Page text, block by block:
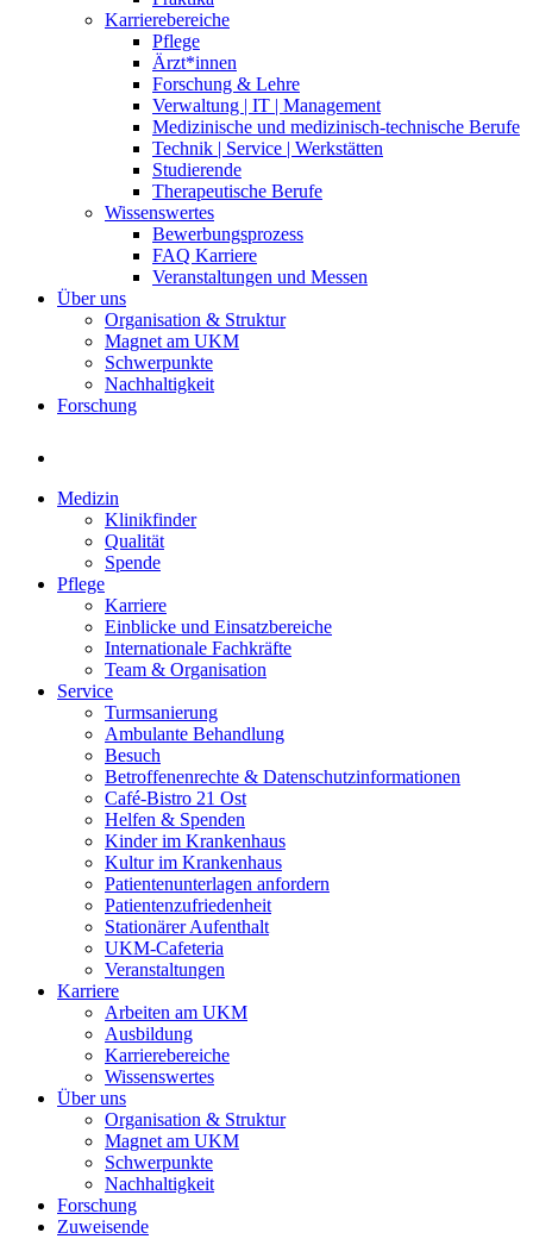
Karrierebereiche
Pflege
Ärzt*innen
Forschung & Lehre
Verwaltung | IT | Management
Medizinische und medizinisch-technische Berufe
Technik | Service | Werkstätten
Studierende
Therapeutische Berufe
Wissenswertes
Bewerbungsprozess
FAQ Karriere
Veranstaltungen und Messen
Über uns
Organisation & Struktur
Magnet am UKM
Schwerpunkte
Nachhaltigkeit
Forschung
Medizin
Klinikfinder
Qualität
Spende
Pflege
Karriere
Einblicke und Einsatzbereiche
Internationale Fachkräfte
Team & Organisation
Service
Turmsanierung
Ambulante Behandlung
Besuch
Betroffenenrechte & Datenschutzinformationen
Café-Bistro 21 Ost
Helfen & Spenden
Kinder im Krankenhaus
Kultur im Krankenhaus
Patientenunterlagen anfordern
Patientenzufriedenheit
Stationärer Aufenthalt
UKM-Cafeteria
Veranstaltungen
Karriere
Arbeiten am UKM
Ausbildung
Karrierebereiche
Wissenswertes
Über uns
Organisation & Struktur
Magnet am UKM
Schwerpunkte
Nachhaltigkeit
Forschung
Zuweisende